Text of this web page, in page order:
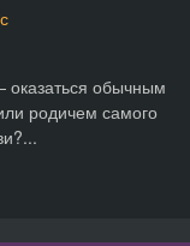
обычным
родичем самого